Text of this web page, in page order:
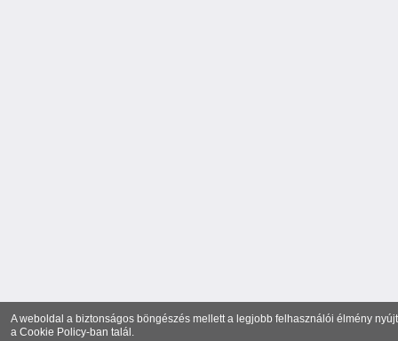
A weboldal a biztonságos böngészés mellett a legjobb felhasználói élmény
a Cookie Policy-ban talál.